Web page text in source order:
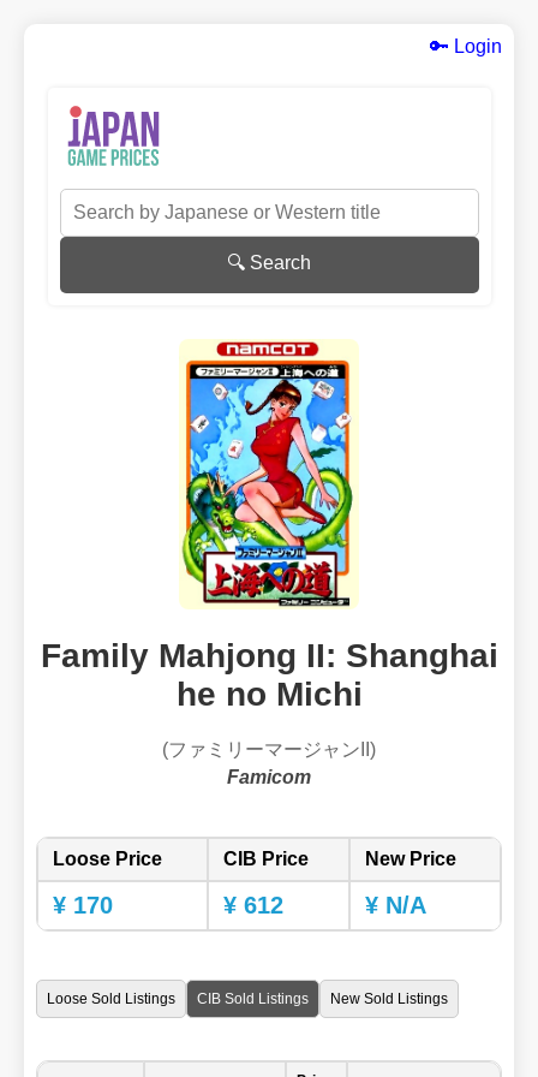
🔑 Login
🔍 Search
Family Mahjong II: Shanghai
he no Michi
(ファミリーマージャンII)
Famicom
Loose Price CIB Price New Price
¥ 170 ¥ 612 ¥ N/A
Loose Sold Listings CIB Sold Listings New Sold Listings